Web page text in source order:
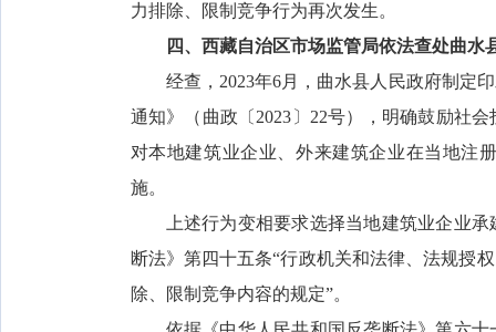
力排除、限制竞争行为再次发生。
四、西藏自治区市场监管局依法查处曲
经查，2023年6月，曲水县人民政府制定
通知》（曲政〔2023〕22号），明确鼓励社
对本地建筑业企业、外来建筑企业在当地注
施。
上述行为变相要求选择当地建筑业企业
断法》第四十五条“行政机关和法律、法规授
除、限制竞争内容的规定”。